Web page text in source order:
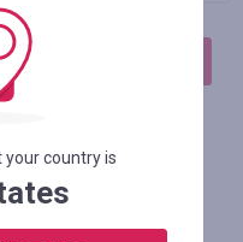
ОСТАВИТЬ ОТЗЫВ
country is